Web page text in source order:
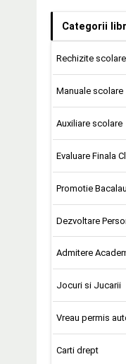
Categorii
Rechizite scolare
Manuale scolare
Auxiliare scolare
Evaluare Finala
Promotie
Dezvoltare
Admitere
Jocuri si Jucarii
Vreau permis
Carti drept